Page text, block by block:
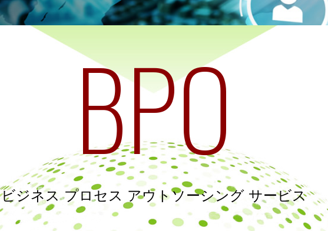
BPO
ビジネス プロセス アウトソーシング サービス